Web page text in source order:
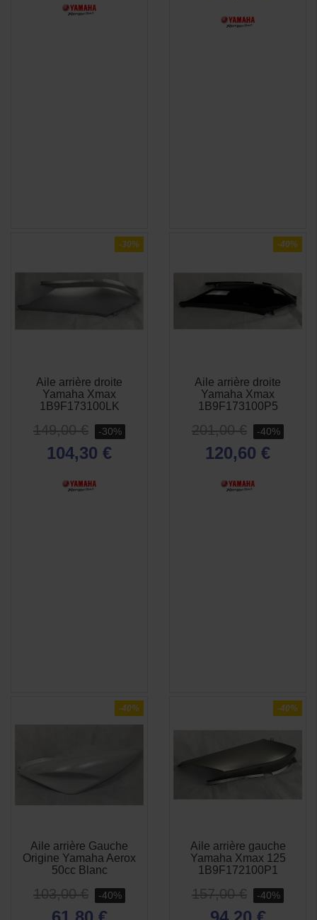
-30%
Aile arrière droite
Yamaha Xmax
1B9F173100LK
149,00 € -30%
104,30 €
-40%
Aile arrière droite
Yamaha Xmax
1B9F173100P5
201,00 € -40%
120,60 €
-40%
APERÇU
RAPIDE
Aile arrière Gauche
Origine Yamaha Aerox
50cc Blanc
103,00 € -40%
-40%
APERÇU
RAPIDE
Aile arrière gauche
Yamaha Xmax 125
1B9F172100P1
157,00 € -40%
APERÇU
RAPIDE
 APERÇU
RAPIDE